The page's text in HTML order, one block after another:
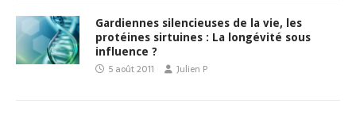
Gardiennes silencieuses de la vie, les
protéines sirtuines : La longévité sous
influence ?
5 août 2011 Julien P